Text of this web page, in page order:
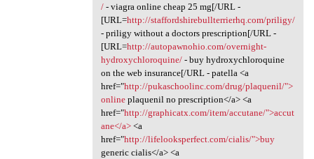
/- viagra online cheap 25 mg[/URL -
[URL=http://staffordshirebullterrierhq.com/priligy/
- priligy without a doctors prescription[/URL -
[URL=http://autopawnohio.com/overnight-
hydroxychloroquine/- buy hydroxychloroquine
on the web insurance[/URL - patella <a
href="http://pukaschoolinc.com/drug/plaquenil/">
onlineplaquenil no prescription</a> <a
href="http://graphicatx.com/item/accutane/">accut
ane</a><a
href="http://lifelooksperfect.com/cialis/">buy
generic cialis</a> <a